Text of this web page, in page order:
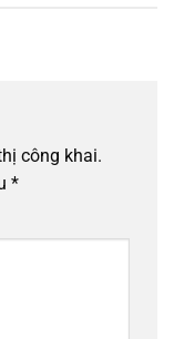
công khai.
*